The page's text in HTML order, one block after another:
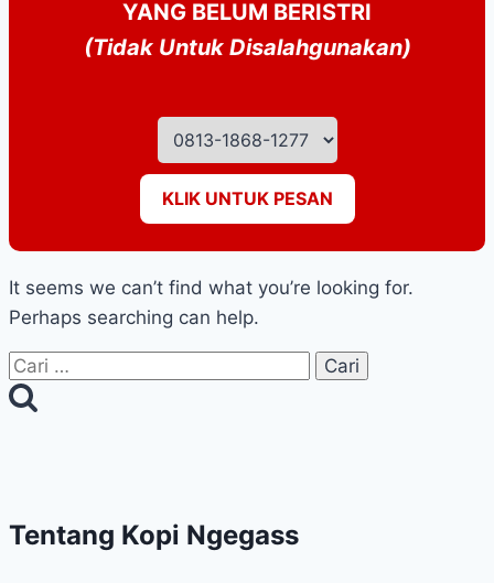
YANG BELUM BERISTRI
(Tidak Untuk Disalahgunakan)
KLIK UNTUK PESAN
It seems we can’t find what you’re looking for.
Perhaps searching can help.
Cari
untuk:
Tentang Kopi Ngegass